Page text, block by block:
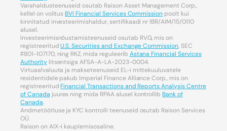
Varahaldusteenuseid osutab Raison Asset Management Corp.,
kellel on volitusBVI Financial Services Commission poolt kui
kinnitatud investeerimishaldur, sertifikaadi nr IBR/AIM/15/0110
alusel.
Investeerimisnõustamisteenuseid osutab RVG, mis on
registreeritudU.S. Securities and Exchange Commission, SEC
#801-107170, ning RKZ, mida reguleerib Astana Financial Services
Authoritylitsentsiga AFSA-A-LA-2023-0004.
Virtuaalvaluuta ja makseteenuseid EL-i mittekuuluvatele
residentidele pakub Imperial Finance Alliance Corp., mis on
registreeritudFinancial Transactions and Reports Analysis Centre
of Canada juures ning mida RPAA alusel kontrollibBank of
Canada.
Andmetöötluse ja KYC kontrolli teenuseid osutab Raison Services
OÜ.
Raison on AIX-i kauplemisosaline.